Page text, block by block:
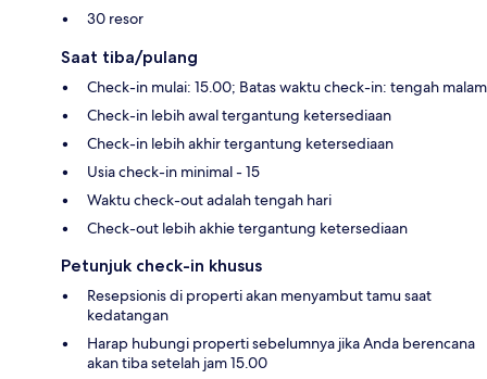
30 resor
Saat tiba/pulang
Check-in mulai: 15.00; Batas waktu check-in: tengah malam
Check-in lebih awal tergantung ketersediaan
Check-in lebih akhir tergantung ketersediaan
Usia check-in minimal - 15
Waktu check-out adalah tengah hari
Check-out lebih akhie tergantung ketersediaan
Petunjuk check-in khusus
Resepsionis di properti akan menyambut tamu saat
kedatangan
Harap hubungi properti sebelumnya jika Anda berencana
akan tiba setelah jam 15.00